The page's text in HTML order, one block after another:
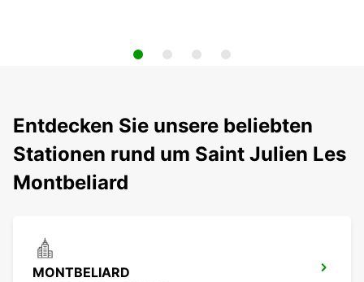
Entdecken Sie unsere beliebten
Stationen rund um Saint Julien Les
Montbeliard
MONTBELIARD